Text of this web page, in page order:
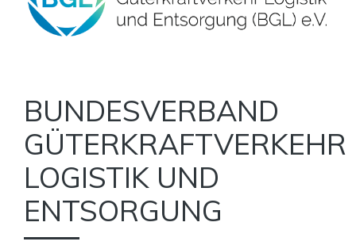
BUNDESVERBAND
GÜTERKRAFTVERKEHR
LOGISTIK UND
ENTSORGUNG